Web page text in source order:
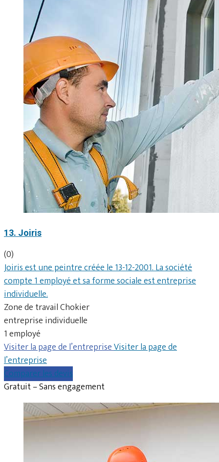
13. Joiris
(0)
Joiris est une peintre créée le 13-12-2001. La société
compte 1 employé et sa forme sociale est entreprise
individuelle.
Zone de travail Chokier
entreprise individuelle
1 employé
Visiter la page de l’entrepriseVisiter la page de
l’entreprise
Comparer les devis
Gratuit – Sans engagement